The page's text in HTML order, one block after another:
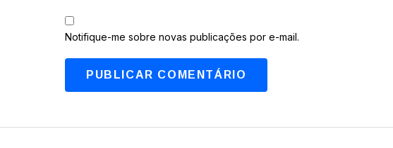
Notifique-me sobre novas publicações por e-mail.